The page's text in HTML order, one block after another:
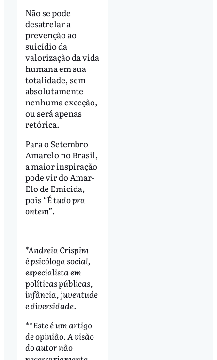
Não se pode
desatrelar a
prevenção ao
suicídio da
valorização da vida
humana em sua
totalidade, sem
absolutamente
nenhuma exceção,
ou será apenas
retórica.
Para o Setembro
Amarelo no Brasil,
a maior inspiração
pode vir do Amar-
Elo de Emicida,
pois “É tudo pra
ontem”.
*Andreia Crispim
é psicóloga social,
especialista em
políticas públicas,
infância, juventude
e diversidade.
**Este é um artigo
de opinião. A visão
do autor não